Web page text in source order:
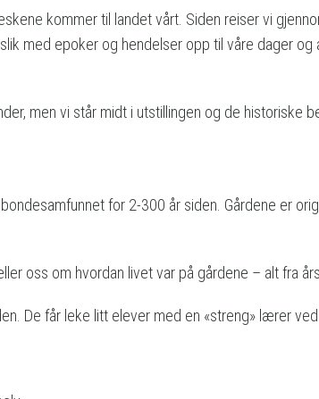
kommer til landet vårt. Siden reiser vi
med epoker og hendelser opp til våre dager og
men vi står midt i utstillingen og de historiske
for 2-300 år siden. Gårdene er
oss om hvordan livet var på gårdene – alt fra
De får leke litt elever med en «streng» lærer